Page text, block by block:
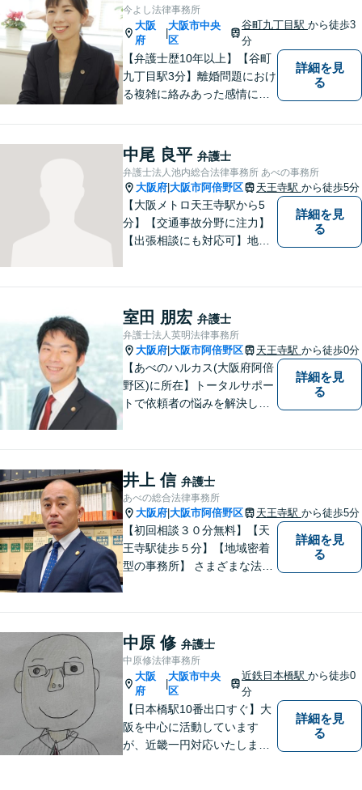
今よし法律事務所
大阪
府
|
大阪市中央
区
谷町九丁目駅から徒歩3
分
【弁護士歴10年以上】【谷町
九丁目駅3分】離婚問題におけ
る複雑に絡みあった感情に配
然の交通事故の保険会社との
やり取り、裁判などもサポー
トさせていただきます。【初
回相談30分無料】【子連れ面
談可】【休日・夜間面談可】
詳細を見
る
中尾 良平 弁護士
弁護士法人池内総合法律事務所 あべの事務所
大阪府 大阪市阿倍野区 天王寺駅 から徒歩5分
【大阪メトロ天王寺駅から5
分】【交通事故分野に注力】
【出張相談にも対応可】地元
幅広い法律サービスを提供い
たします。お気軽にご相談く
ださい。
詳細を見
る
室田 朋宏 弁護士
弁護士法人英明法律事務所
大阪府 大阪市阿倍野区 天王寺駅 から徒歩0分
【あべのハルカス(大阪府阿倍
野区)に所在】トータルサポー
トで依頼者の悩みを解決しま
詳細を見
る
井上 信 弁護士
あべの総合法律事務所
大阪府 大阪市阿倍野区 天王寺駅 から徒歩5分
【初回相談３０分無料】【天
王寺駅徒歩５分】【地域密着
型の事務所】 さまざまな法律
相続、インターネット上のト
ラブルに注力！！
詳細を見
る
中原 修 弁護士
中原修法律事務所
大阪
府
|
大阪市中央
区
近鉄日本橋駅から徒歩0
分
【日本橋駅10番出口すぐ】大
阪を中心に活動しています
が、近畿一円対応いたしま
詳細を見
る